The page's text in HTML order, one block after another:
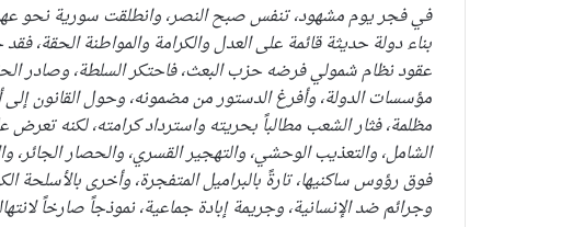
في فجر يوم مشهود، تنفس صبح النصر، وانطلقت سورية نحو عهد
بناء دولة حديثة قائمة على العدل والكرامة والمواطنة الحقة،
عقود نظام شمولي فرضه حزب البعث، فاحتكر السلطة، وصادر
مؤسسات الدولة، وأفرغ الدستور من مضمونه، وحول القانون إلى
مظلمة، فثار الشعب مطالباً بحريته واسترداد كرامته، لكنه تعرض
الشامل، والتعذيب الوحشي، والتهجير القسري، والحصار الجائر،
فوق رؤوس ساكنيها، تارةً بالبراميل المتفجرة، وأخرى
وجرائم ضد الإنسانية، وجريمة إبادة جماعية، نموذجاً صارخاً